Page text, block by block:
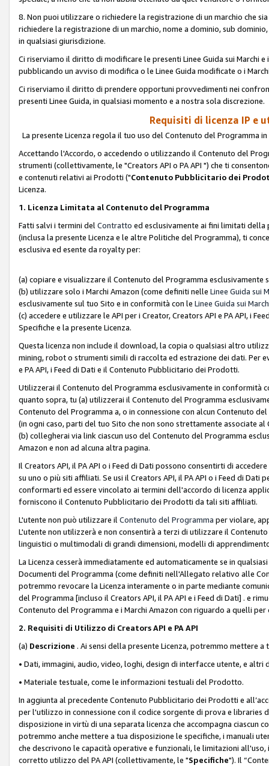
8. Non puoi utilizzare o richiedere la registrazione di un marchio che
richiedere la registrazione di un marchio, nome a dominio, sub
in qualsiasi giurisdizione.
Ci riserviamo il diritto di modificare le presenti Linee Guida sui Marchi
pubblicando un avviso di modifica o le Linee Guida modificate o i
Ci riserviamo il diritto di prendere opportuni provvedimenti nei
presenti Linee Guida, in qualsiasi momento e a nostra sola discrezione.
Requisiti di licenza IP e
La presente Licenza regola il tuo uso del Contenuto del Programma
Accettando l'Accordo, o accedendo o utilizzando il Contenuto del
strumenti (collettivamente, le "Creators API o PA API ") che ti
e contenuti relativi ai Prodotti ("Contenuto Pubblicitario dei
Licenza.
1. Licenza Limitata al Contenuto del Programma
Fatti salvi i termini del Contratto ed esclusivamente ai fini limitati
(inclusa la presente Licenza e le altre Politiche del Programma), ti
esclusiva ed esente da royalty per:
(a) copiare e visualizzare il Contenuto del Programma esclusivamente
(b) utilizzare solo i Marchi Amazon (come definiti nelle Linee Guida sui
esclusivamente sul tuo Sito e in conformità con le Linee Guida sui March
(c) accedere e utilizzare le API per i Creator, Creators API e PA API, i
Specifiche e la presente Licenza.
Questa licenza non include il download, la copia o qualsiasi altro
mining, robot o strumenti simili di raccolta ed estrazione dei dati. Per
e PA API, i Feed di Dati e il Contenuto Pubblicitario dei Prodotti.
Utilizzerai il Contenuto del Programma esclusivamente in conformità
quanto sopra, tu (a) utilizzerai il Contenuto del Programma
Contenuto del Programma a, o in connessione con alcun Contenuto
(in ogni caso, parti del tuo Sito che non sono strettamente associate
(b) collegherai via link ciascun uso del Contenuto del Programma
Amazon e non ad alcuna altra pagina.
Il Creators API, il PA API o i Feed di Dati possono consentirti di
su uno o più siti affiliati. Se usi il Creators API, il PA API o i Feed di
conformarti ed essere vincolato ai termini dell'accordo di licenza
forniscono il Contenuto Pubblicitario dei Prodotti da tali siti affiliati.
L'utente non può utilizzare il Contenuto del Programma per violare,
L'utente non utilizzerà e non consentirà a terzi di utilizzare il
linguistici o multimodali di grandi dimensioni, modelli di
La Licenza cesserà immediatamente ed automaticamente se in
Documenti del Programma (come definiti nell'Allegato relativo alle
potremmo revocare la Licenza interamente o in parte mediante
del Programma [incluso il Creators API, il PA API e i Feed di Dati] . e
Contenuto del Programma e i Marchi Amazon con riguardo a quelli
2. Requisiti di Utilizzo di Creators API e PA API
(a) Descrizione . Ai sensi della presente Licenza, potremmo mettere
• Dati, immagini, audio, video, loghi, design di interfacce utente, e altri
• Materiale testuale, come le informazioni testuali del Prodotto.
In aggiunta al precedente Contenuto Pubblicitario dei Prodotti e
per l'utilizzo in connessione con il codice sorgente di prova e libraries
disposizione in virtù di una separata licenza che accompagna ciascun
potremmo anche mettere a tua disposizione le specifiche, i manuali
che descrivono le capacità operative e funzionali, le limitazioni
corretto utilizzo del PA API (collettivamente, le "Specifiche"). Il